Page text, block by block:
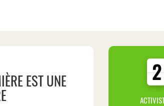
EST UNE 2
2